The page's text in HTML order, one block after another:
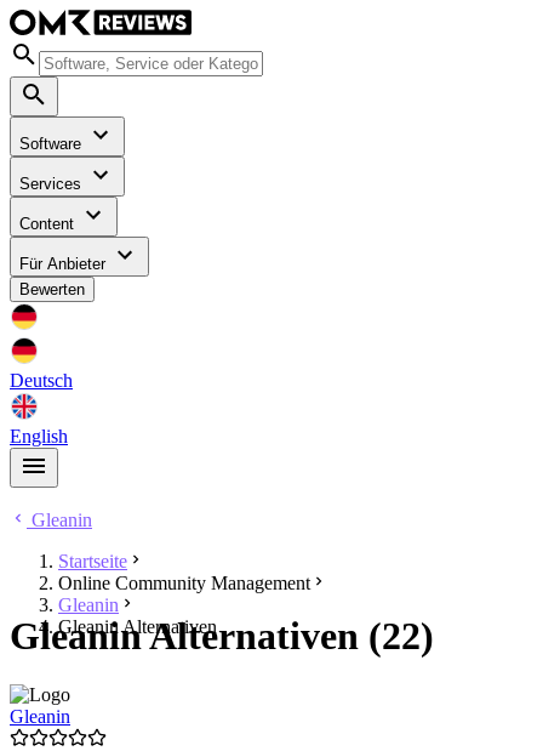
Software
Services
Content
Für Anbieter
Bewerten
Deutsch
English
Gleanin
Startseite
Online Community Management
Gleanin
Gleanin Alternativen
Gleanin Alternativen (22)
Gleanin